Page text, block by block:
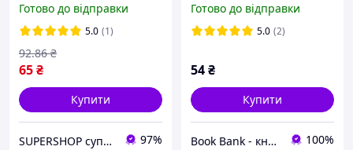
кольоровий
Готово до відправки
5.0 (1)
65₴
92.86 ₴
Купити
SUPERSHOP супер ціни, супер вибір, супер покупки! 97%
закладки
Готово до відправки
5.0 (2)
54₴
Купити
Book Bank - книги і канцтовари 100%